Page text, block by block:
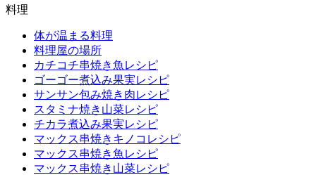
料理
体が温まる料理
料理屋の場所
カチコチ串焼き魚レシピ
ゴーゴー煮込み果実レシピ
サンサン包み焼き肉レシピ
スタミナ焼き山菜レシピ
チカラ煮込み果実レシピ
マックス串焼きキノコレシピ
マックス串焼き魚レシピ
マックス串焼き山菜レシピ